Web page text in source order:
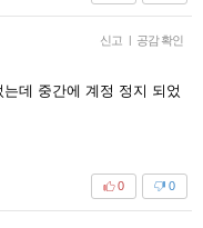
신고 | 공감 확인
데 중간에 계정 정지 되었
0
0